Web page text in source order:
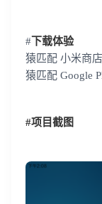
#下载体验
猿匹配 小米商
猿匹配 Google
#项目截图